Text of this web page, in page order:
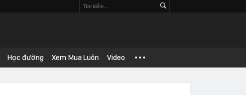
Học đường Xem Mua Luôn Video